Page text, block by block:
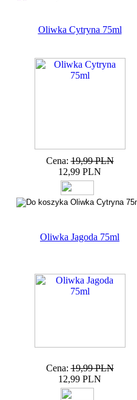
Oliwka Cytryna 75ml
Cena: 19,99 PLN
12,99 PLN
Oliwka Jagoda 75ml
Cena: 19,99 PLN
12,99 PLN